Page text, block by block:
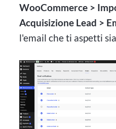
WooCommerce >
Acquisizione Lead >
l'email che ti aspetti